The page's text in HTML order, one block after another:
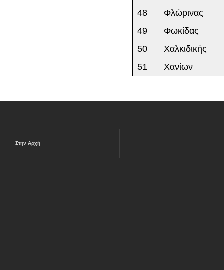
48
Φλώρινας
49
Φωκίδας
50
Χαλκιδικής
51
Χανίων
Στην Αρχή